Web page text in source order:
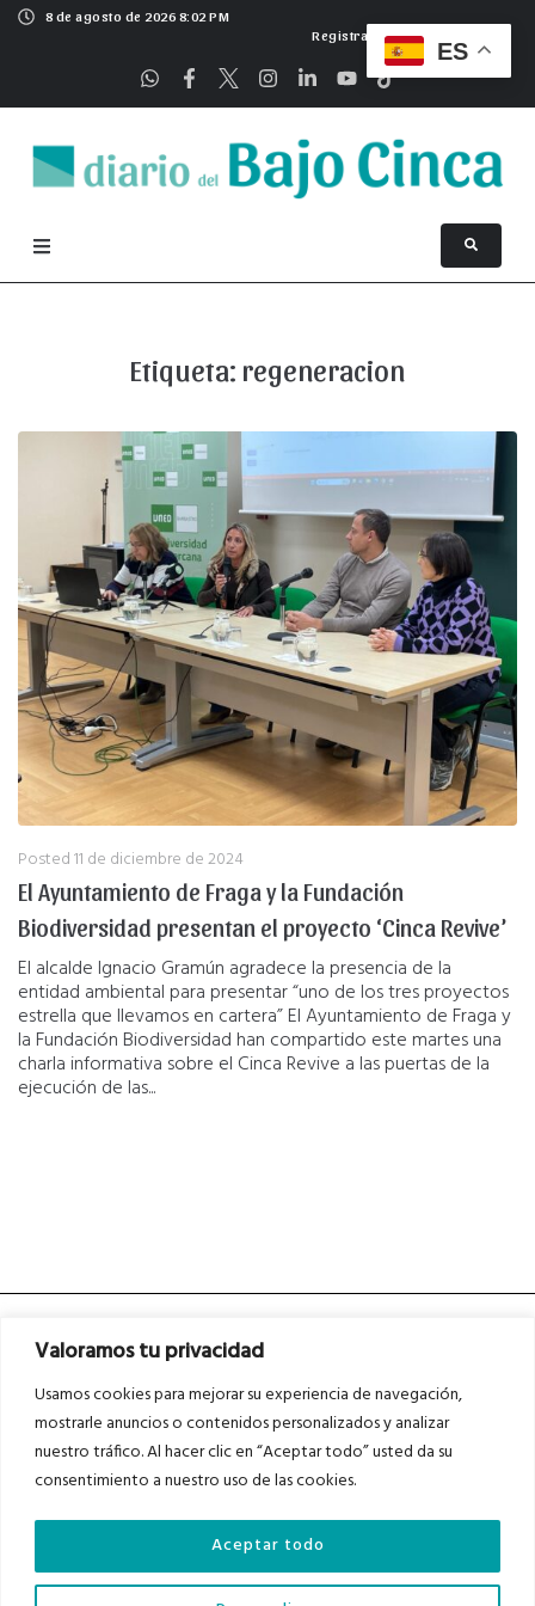
Valoramos tu privacidad
Usamos cookies para mejorar su experiencia de navegación,
mostrarle anuncios o contenidos personalizados y analizar
nuestro tráfico. Al hacer clic en “Aceptar todo” usted da su
consentimiento a nuestro uso de las cookies.
Aceptar todo
8 de agosto de 2026 8:02 PM
Registrarse
Etiqueta: regeneracion
Posted11 de diciembre de 2024
El Ayuntamiento de Fraga y la Fundación
Biodiversidad presentan el proyecto ‘Cinca Revive’
El alcalde Ignacio Gramún agradece la presencia de la
entidad ambiental para presentar “uno de los tres proyectos
estrella que llevamos en cartera” El Ayuntamiento de Fraga y
la Fundación Biodiversidad han compartido este martes una
charla informativa sobre el Cinca Revive a las puertas de la
ejecución de las...
Asociados a
Auditados por
ES